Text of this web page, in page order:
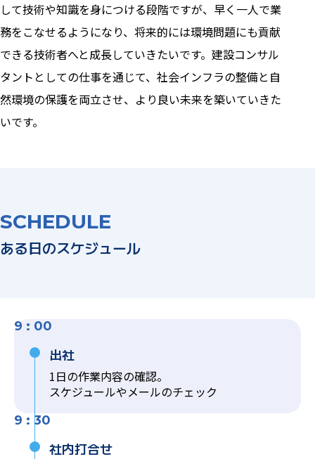
して技術や知識を身につける段階ですが、早く一人で業
務をこなせるようになり、将来的には環境問題にも貢献
できる技術者へと成長していきたいです。建設コンサル
タントとしての仕事を通じて、社会インフラの整備と自
然環境の保護を両立させ、より良い未来を築いていきた
いです。
SCHEDULE
ある日のスケジュール
9 : 00
出社
1日の作業内容の確認。
スケジュールやメールのチェック
9 : 30
社内打合せ